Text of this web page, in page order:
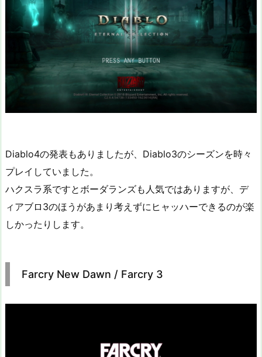
Diablo4の発表もありましたが、Diablo3のシーズンを時々
プレイしていました。
ハクスラ系ですとボーダランズも人気ではありますが、デ
ィアブロ3のほうがあまり考えずにヒャッハーできるのが楽
しかったりします。
Farcry New Dawn / Farcry 3